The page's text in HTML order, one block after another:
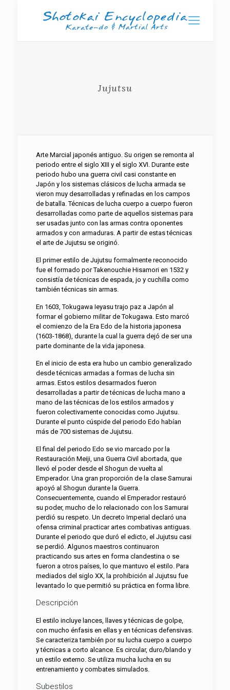
Jujutsu
Arte Marcial japonés antiguo. Su origen se remonta al
periodo entre el siglo XIII y el siglo XVI. Durante este
periodo hubo una guerra civil casi constante en
Japón y los sistemas clásicos de lucha armada se
vieron muy desarrolladas y refinadas en los campos
de batalla. Técnicas de lucha cuerpo a cuerpo fueron
desarrolladas como parte de aquellos sistemas para
ser usadas junto con las armas contra oponentes
armados y con armaduras. A partir de estas técnicas
el arte de Jujutsu se originó.
El primer estilo de Jujutsu formalmente reconocido
fue el formado por Takenouchie Hisamori en 1532 y
consistía de técnicas de espada, jo y cuchilla como
también técnicas sin armas.
En 1603, Tokugawa Ieyasu trajo paz a Japón al
formar el gobierno militar de Tokugawa. Esto marcó
el comienzo de la Era Edo de la historia japonesa
(1603-1868), durante la cual la guerra dejó de ser una
parte dominante de la vida japonesa.
En el inicio de esta era hubo un cambio generalizado
desde técnicas armadas a formas de lucha sin
armas. Estos estilos desarmados fueron
desarrolladas a partir de técnicas de lucha mano a
mano de las técnicas de los estilos armados y
fueron colectivamente conocidas como Jujutsu.
Durante el punto cúspide del periodo Edo habían
más de 700 sistemas de Jujutsu.
El final del periodo Edo se vio marcado por la
Restauración Meiji, una Guerra Civil abortada, que
llevó el poder desde el Shogun de vuelta al
Emperador. Una gran proporción de la clase Samurai
apoyó al Shogun durante la Guerra.
Consecuentemente, cuando el Emperador restauró
su poder, mucho de lo relacionado con los Samurai
perdió su respeto. Un decreto Imperial declaró una
ofensa criminal practicar artes combativas antiguas.
Durante el periodo que duró el edicto, el Jujutsu casi
se perdió. Algunos maestros continuaron
practicando sus artes en forma clandestina o se
fueron a otros países, lo que mantuvo el estilo. Para
mediados del siglo XX, la prohibición al Jujutsu fue
levantado lo que permitió su práctica en forma libre.
Descripción
El estilo incluye lances, llaves y técnicas de golpe,
con mucho énfasis en ellas y en técnicas defensivas.
Se caracteriza también por su lucha cuerpo a cuerpo
y técnicas a corto alcance. Es circular, duro/blando y
un estilo externo. Se utiliza mucha lucha en su
entrenamiento y combates simulados.
Subestilos